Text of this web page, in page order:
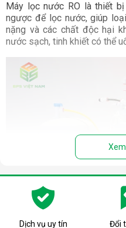
Máy lọc nước RO là thiết
ngược để lọc nước, giúp
nặng và các chất độc hại
nước sạch, tinh khiết có thể
Dịch vụ uy tín
Đổi